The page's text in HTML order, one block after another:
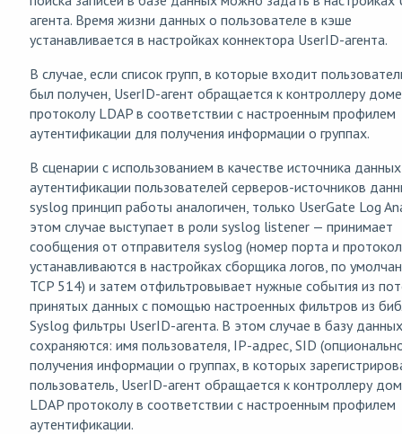
агента. Время жизни данных о пользователе в кэше
устанавливается в настройках коннектора UserID-агента.
В случае, если список групп, в которые входит
был получен, UserID-агент обращается к контроллеру
протоколу LDAP в соответствии с настроенным профилем
аутентификации для получения информации о группах.
В сценарии с использованием в качестве источника данных
аутентификации пользователей серверов-источников
syslog принцип работы аналогичен, только UserGate Log
этом случае выступает в роли syslog listener — принимает
сообщения от отправителя syslog (номер порта и протокол
устанавливаются в настройках сборщика логов, по
TCP 514) и затем отфильтровывает нужные события из
принятых данных с помощью настроенных фильтров из
Syslog фильтры UserID-агента. В этом случае в базу данных
сохраняются: имя пользователя, IP-адрес, SID
получения информации о группах, в которых
пользователь, UserID-агент обращается к контроллеру
LDAP протоколу в соответствии с настроенным профилем
аутентификации.